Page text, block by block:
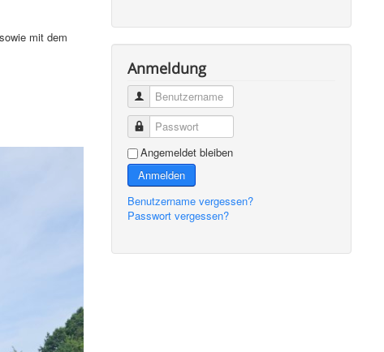
mit dem
Anmeldung
Benutzername
Passwort
Angemeldet bleiben
Anmelden
Benutzername vergessen?
Passwort vergessen?